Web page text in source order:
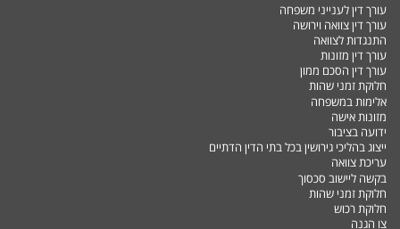
עורך דין לענייני משפחה
עורך דין צוואה וירושה
התנגדות לצוואה
עורך דין מזונות
עורך דין הסכם ממון
חלוקת זמני שהות
אלימות במשפחה
מזונות אישה
ידועה בציבור
ייצוג בהליכי גירושין בכל בתי הדין הדתיים
עריכת צוואה
בקשה ליישוב סכסוך
חלוקת זמני שהות
חלוקת רכוש
צו הגנה